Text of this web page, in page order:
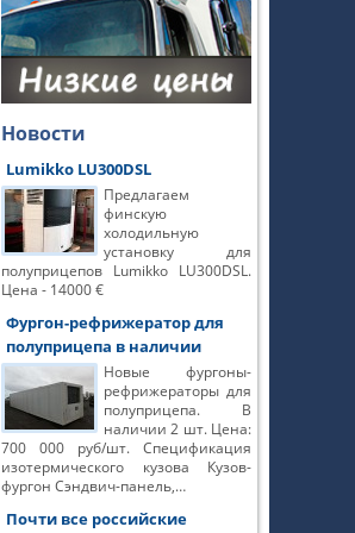
Новости
Lumikko LU300DSL
Предлагаем
финскую
холодильную
установку для
полуприцепов Lumikko LU300DSL.
Цена - 14000 €
Фургон-рефрижератор для
полуприцепа в наличии
Новые фургоны-
рефрижераторы для
полуприцепа. В
наличии 2 шт. Цена:
700 000 руб/шт. Спецификация
изотермического кузова Кузов-
фургон Сэндвич-панель,…
Почти все российские